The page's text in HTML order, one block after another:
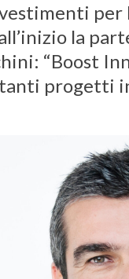
per
la
“Boost
progetti